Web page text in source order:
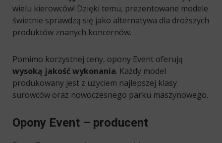
wielu kierowców! Dzięki temu, prezentowane modele
świetnie sprawdzą się jako alternatywa dla droższych
produktów znanych koncernów.
Pomimo korzystnej ceny, opony Event oferują
wysoką jakość wykonania. Każdy model
produkowany jest z użyciem najlepszej klasy
surowców oraz nowoczesnego parku maszynowego.
Opony Event – producent